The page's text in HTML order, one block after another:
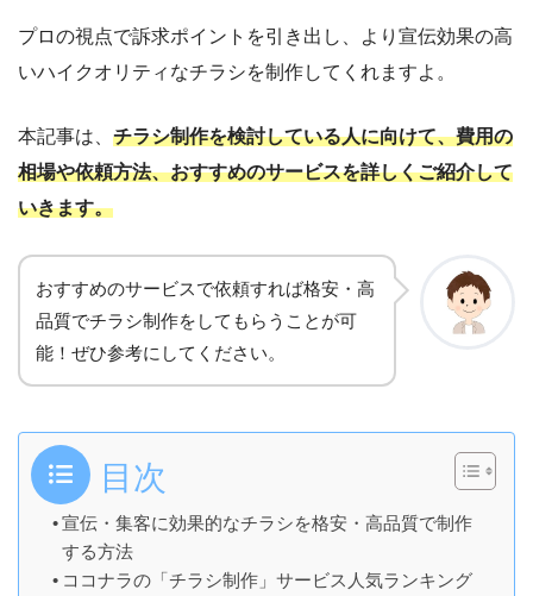
プロの視点で訴求ポイントを引き出し、より宣伝効果の高
いハイクオリティなチラシを制作してくれますよ。
本記事は、 チラシ制作を検討している人に向けて、費用の
相場や依頼方法、おすすめのサービスを詳しくご紹介して
いきます。
おすすめのサービスで依頼すれば格安・高
品質でチラシ制作をしてもらうことが可
能！ぜひ参考にしてください。
目次
宣伝・集客に効果的なチラシを格安・高品質で制作
する方法
ココナラの「チラシ制作」サービス人気ランキング